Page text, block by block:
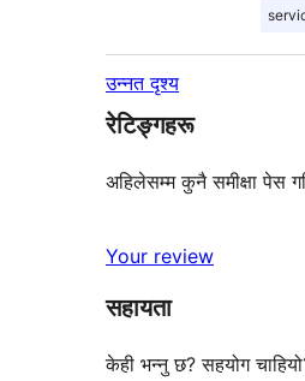
उन्नत दृश्य
रेटिङ्गहरू
अहिलेसम्म कुनै समीक्षा पेस
Your review
सहायता
केही भन्नु छ? सहयोग